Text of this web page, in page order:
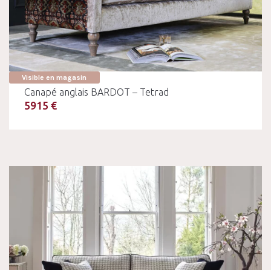
Visible en magasin
Canapé anglais BARDOT – Tetrad
5915 €